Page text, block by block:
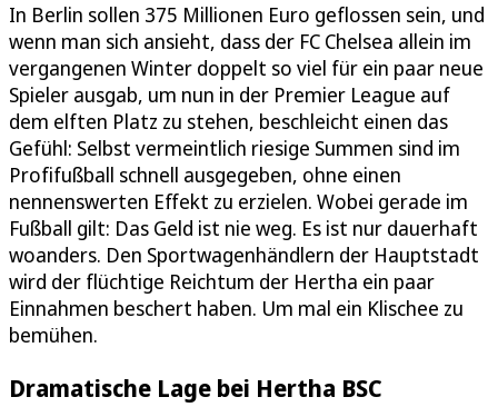
In Berlin sollen 375 Millionen Euro geflossen sein, und
wenn man sich ansieht, dass der FC Chelsea allein im
vergangenen Winter doppelt so viel für ein paar neue
Spieler ausgab, um nun in der Premier League auf
dem elften Platz zu stehen, beschleicht einen das
Gefühl: Selbst vermeintlich riesige Summen sind im
Profifußball schnell ausgegeben, ohne einen
nennenswerten Effekt zu erzielen. Wobei gerade im
Fußball gilt: Das Geld ist nie weg. Es ist nur dauerhaft
woanders. Den Sportwagenhändlern der Hauptstadt
wird der flüchtige Reichtum der Hertha ein paar
Einnahmen beschert haben. Um mal ein Klischee zu
bemühen.
Dramatische Lage bei Hertha BSC